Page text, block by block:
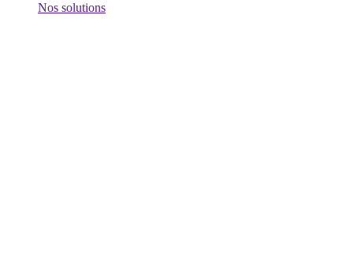
Nos solutions